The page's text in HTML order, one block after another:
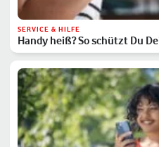
SERVICE & HILFE
Handy heiß? So schützt Du